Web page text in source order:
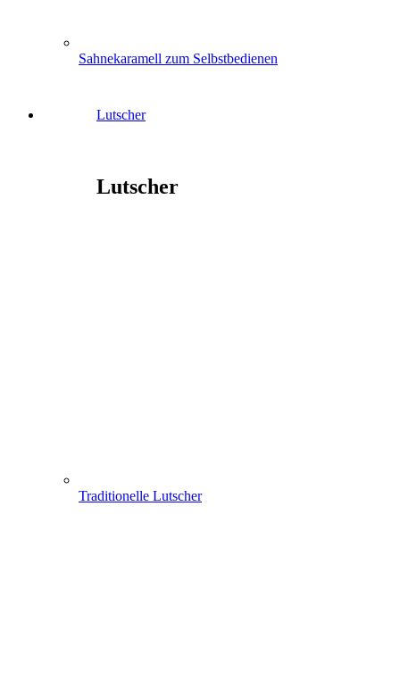
Sahnekaramell zum Selbstbedienen
Lutscher
Lutscher
Traditionelle Lutscher